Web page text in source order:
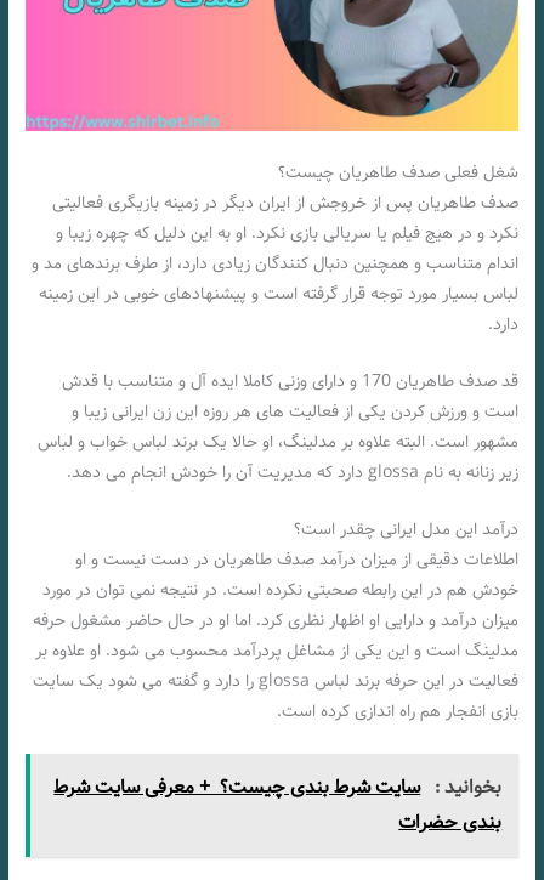
شغل فعلی صدف طاهریان چیست؟
صدف طاهریان پس از خروجش از ایران دیگر در زمینه بازیگری فعالیتی
نکرد و در هیچ فیلم یا سریالی بازی نکرد. او به این دلیل که چهره زیبا و
اندام متناسب و همچنین دنبال کنندگان زیادی دارد، از طرف برندهای مد و
لباس بسیار مورد توجه قرار گرفته است و پیشنهادهای خوبی در این زمینه
دارد.
قد صدف طاهریان 170 و دارای وزنی کاملا ایده آل و متناسب با قدش
است و ورزش کردن یکی از فعالیت های هر روزه این زن ایرانی زیبا و
مشهور است. البته علاوه بر مدلینگ، او حالا یک برند لباس خواب و لباس
زیر زنانه به نام glossa دارد که مدیریت آن را خودش انجام می دهد.
درآمد این مدل ایرانی چقدر است؟
اطلاعات دقیقی از میزان درآمد صدف طاهریان در دست نیست و او
خودش هم در این رابطه صحبتی نکرده است. در نتیجه نمی توان در مورد
میزان درآمد و دارایی او اظهار نظری کرد. اما او در حال حاضر مشغول حرفه
مدلینگ است و این یکی از مشاغل پردرآمد محسوب می شود. او علاوه بر
فعالیت در این حرفه برند لباس glossa را دارد و گفته می شود یک سایت
بازی انفجار هم راه اندازی کرده است.
بخوانید : سایت شرط بندی چیست؟ + معرفی سایت شرط
بندی حضرات